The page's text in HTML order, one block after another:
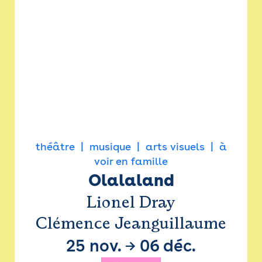
théâtre musique arts visuels
à
voir en famille
Olalaland
Lionel Dray
Clémence Jeanguillaume
25 nov. → 06 déc.